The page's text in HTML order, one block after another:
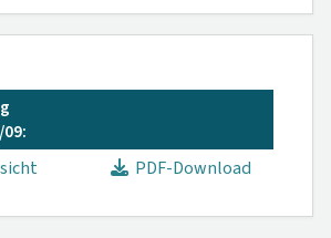
09:
PDF-Download